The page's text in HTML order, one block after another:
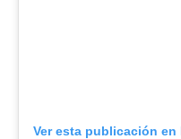
Ver esta publicación en